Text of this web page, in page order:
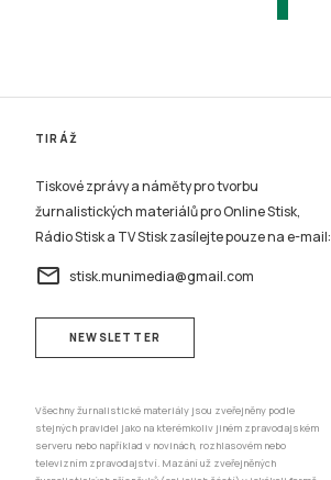
TIRÁŽ
Tiskové zprávy a náměty pro tvorbu
žurnalistických materiálů pro Online Stisk,
Rádio Stisk a TV Stisk zasílejte pouze na e-mail:
email stisk.munimedia@gmail.com
NEWSLETTER
Všechny žurnalistické materiály jsou zveřejněny podle
stejných pravidel jako na kterémkoliv jiném zpravodajském
serveru nebo například v novinách, rozhlasovém nebo
televizním zpravodajství. Mazání už zveřejněných